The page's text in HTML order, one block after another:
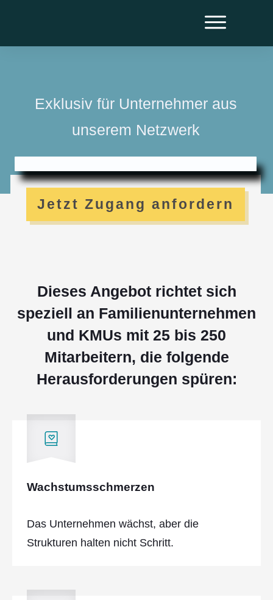
Exklusiv für Unternehmer aus
unserem Netzwerk
Jetzt Zugang anfordern
Dieses Angebot richtet sich
speziell an Familienunternehmen
und KMUs mit 25 bis 250
Mitarbeitern, die folgende
Herausforderungen spüren:
Wachstumsschmerzen
Das Unternehmen wächst, aber die
Strukturen halten nicht Schritt.